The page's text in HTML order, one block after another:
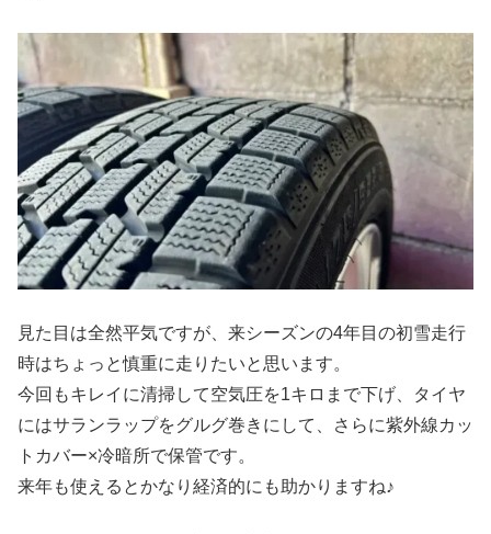
見た目は全然平気ですが、来シーズンの4年目の初雪走行
時はちょっと慎重に走りたいと思います。
今回もキレイに清掃して空気圧を1キロまで下げ、タイヤ
にはサランラップをグルグ巻きにして、さらに紫外線カッ
トカバー×冷暗所で保管です。
来年も使えるとかなり経済的にも助かりますね♪